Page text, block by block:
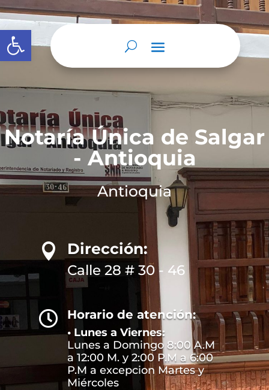
Abrir barra de herramientas
Notaría Única de Salgar
- Antioquia
Antioquia
 Dirección:
Calle 28 # 30 - 46
 Horario de atención:
• Lunes a Viernes:
Lunes a Domingo 8:00 A.M
a 12:00 M. y 2:00 P.M a 6:00
P.M a excepcion Martes y
Miércoles